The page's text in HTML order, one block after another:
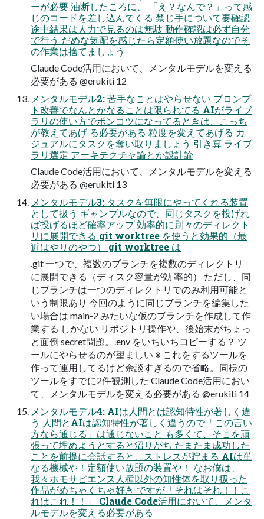
ーが必要 油断したころに、 「え？なんで？」って感
じのコードを差し込んでくる 禁じ手について要確認
途中結果は人力で見るのは無駄 動作確認は必ず自分
で行う だめな気配を感じたら定額使い放題なのでそ
の作業は捨てましょう
Claude Code活用において、メンタルモデルを変える
必要がある @erukiti 12
メンタルモデル2: 苦手なことはやらせない プロンプ
ト改善でなんとかなることは限られてる AIがライブ
ラリの使い方でポンコツになってるときは、こっち
が教えてあげ る必要がある 粒度を変えてあげる カ
ジュアルにタスクを奪い取りましょう 引き算 ライブ
ラリ選定 アーキテクチャ論とか設計論
Claude Code活用において、メンタルモデルを変える
必要がある @erukiti 13
メンタルモデル3: タスクを無限にやってくれる装置
として扱う ギャンブルなので、同じタスクを投げれ
ば投げるほど確率アップ 効率的に別々のディレクト
リに展開できる git worktree を使うと効果的（最
近はやりのやつ） git worktree は
.git 一つで、複数のブランチを複数のディレクトリ
に展開できる（ディスク容量が効 率的） ただし、同
じブランチは一つのディレクトリでのみ利用可能と
いう制限あり 今回のように同じブランチを編集した
い場合は main-2 みたいな仮のブランチを作成して作
業する しかない リポジトリ操作や、後始末がちょっ
と面倒 secret問題。.env をいちいちコピーする？ ツ
ールにやらせるのが望ましい ※ これをするツールを
作って運用してるけど余談すぎるので省略。同様の
ツールをすでに2件観測した Claude Code活用におい
て、メンタルモデルを変える必要がある @erukiti 14
メンタルモデル4: AIは人間とは認知特性が著しく違
う 人間とAIは認知特性が著しく違うので「この言い
方なら通じる」は通じないこと も多くて、そこを頑
張って埋めようとすると沼りがち たまたま成功した
ことを前提に会話すると、ストレスが貯まる AIは単
なる機械や！定額使い放題の装置や！ なお僕は、
我々ホモサピエンス人種以外の知性体を取り扱った
作品がめちゃくちゃ好き ですが「それはそれ！！こ
れはこれ！！」 Claude Code活用において、メンタ
ルモデルを変える必要がある